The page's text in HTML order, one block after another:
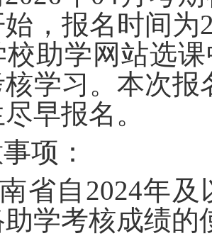
，报名时间为
校助学网站选
学习。本次报
早报名。
项：
省自2024年
学考核成绩的